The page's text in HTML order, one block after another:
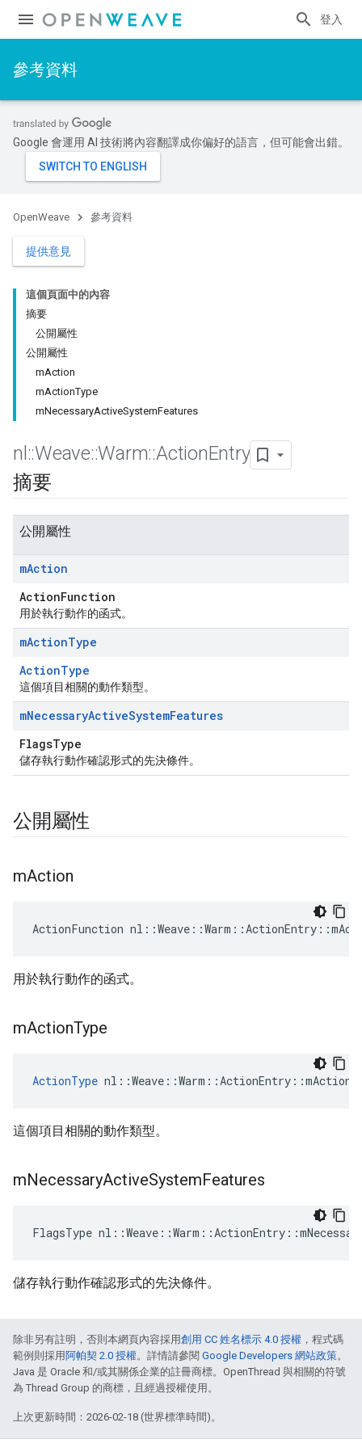
登入
參考資料
Google 會運用 AI 技術將內容翻譯成你偏好的語言，但可能會出錯。
OpenWeave 參考資料
提供意見
這個頁面中的內容
摘要
公開屬性
公開屬性
mAction
mActionType
mNecessaryActiveSystemFeatures
nl ::Weave::Warm::ActionEntry
摘要
公開屬性
mAction
ActionFunction
用於執行動作的函式。
mActionType
ActionType
這個項目相關的動作類型。
mNecessaryActiveSystemFeatures
FlagsType
儲存執行動作確認形式的先決條件。
公開屬性
mAction
ActionFunction
用於執行動作的函式。
mActionType
ActionType
這個項目相關的動作類型。
mNecessaryActiveSystemFeatures
FlagsType
儲存執行動作確認形式的先決條件。
除非另有註明，否則本網頁內容採用創用 CC 姓名標示 4.0 授權 ，程式碼
範例則採用 阿帕契 2.0 授權。詳情請參閱 Google Developers 網站政策。
Java 是 Oracle 和/或其關係企業的註冊商標。OpenThread 與相關的符號
為 Thread Group 的商標，且經過授權使用。
上次更新時間：2026-02-18 (世界標準時間)。